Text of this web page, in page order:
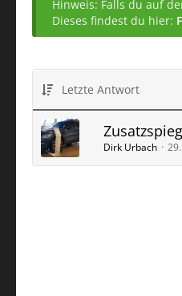
Hinweis: Falls du auf
Dieses findest du hier:
Letzte Antwort
Dirk Urbach